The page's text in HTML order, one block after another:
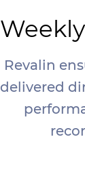
Revalin
delivered